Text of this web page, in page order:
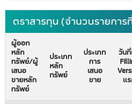
ตราสารทุน (จำนวนรายการ
ผู้ออก
หลัก
ทรัพย์/ผู้
เสนอ
ขายหลัก
ทรัพย์
ประเภท
หลัก
ทรัพย์
ประเภท
การ
เสนอ
ขาย
วัน
แ